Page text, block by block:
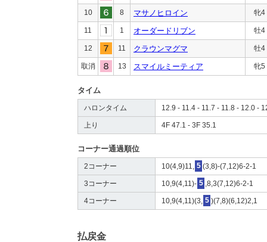
10 8 マサノヒロイン 牝4
11 1 オーダードリブン 牡4
12 11 クラウンマグマ 牡4
取消 13 スマイルミーティア 牝5
タイム
ハロンタイム 12.9 - 11.4 - 11.7 - 11.8 - 12.0 -
上り 4F 47.1 - 3F 35.1
コーナー通過順位
2コーナー 10(4,9)11, 5 (3,8)-(7,12)6-2-1
3コーナー 10,9(4,11)- 5 ,8,3(7,12)6-2-1
4コーナー 10,9(4,11)(3, 5 )(7,8)(6,12)2,1
払戻金